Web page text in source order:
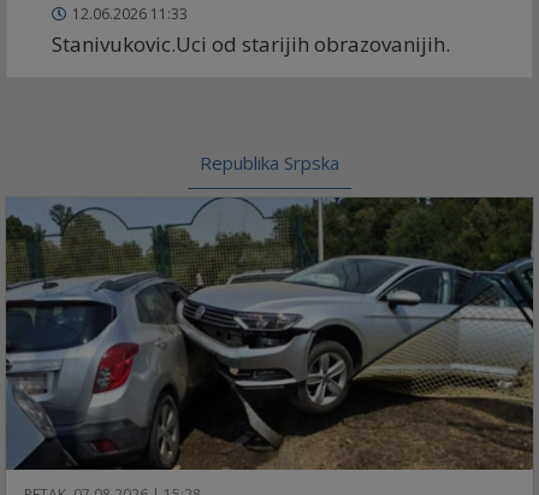
12.06.2026 11:33
Stanivukovic.Uci od starijih obrazovanijih.
Republika Srpska